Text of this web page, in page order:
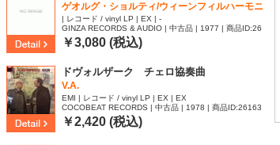
ゲオルグ・ショルティ/ウィーンフィルハーモニ
ー管弦楽団
| レコード / vinyl LP | EX | -
GINZA RECORDS & AUDIO | 中古品 | 1977 | 商品ID:26
23091
￥3,080 (税込)
ドヴォルザーク チェロ協奏曲
V.A.
EMI | レコード / vinyl LP | EX | EX
COCOBEAT RECORDS | 中古品 | 1978 | 商品ID:26163
47
￥2,420 (税込)